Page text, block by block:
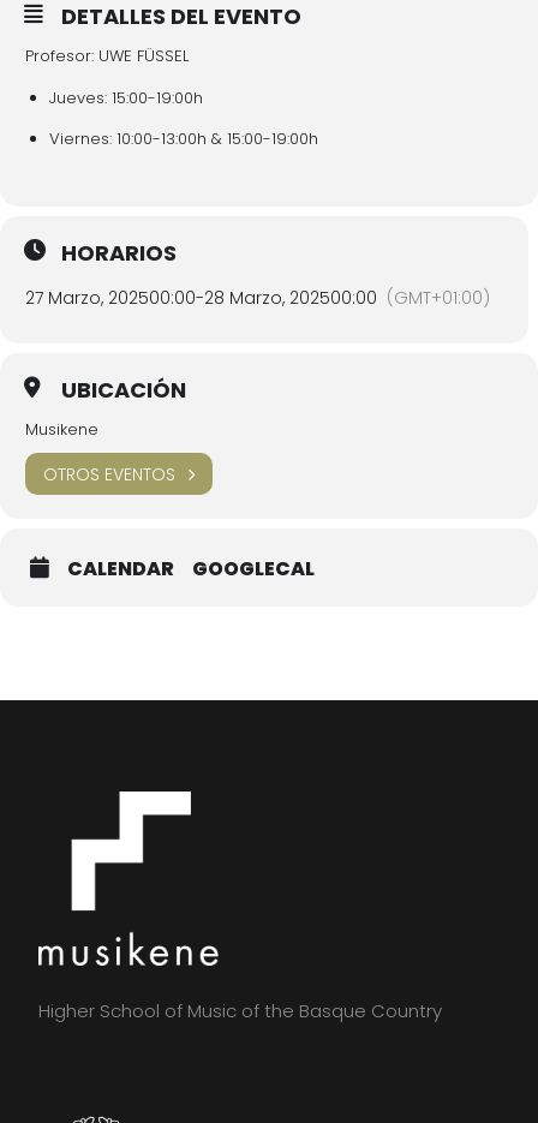
DETALLES DEL EVENTO
Profesor: UWE FÜSSEL
Jueves: 15:00-19:00h
Viernes: 10:00-13:00h & 15:00-19:00h
HORARIOS
27 Marzo, 202500:00-28 Marzo, 202500:00 (GMT+01:00)
UBICACIÓN
Musikene
OTROS EVENTOS
CALENDAR GOOGLECAL
Higher School of Music of the Basque Country